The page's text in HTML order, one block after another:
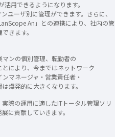
用できるようになります。
ユーザ別に管理ができます。さらに、
An」との連携により、社内の管
きます。
ンの個別管理、転勤者の
により、今まではネットワーク
マネージャ・営業責任者・
爆発的に大きくなります。
際の運用に適したITトータル管理ソリ
に貢献していきます。